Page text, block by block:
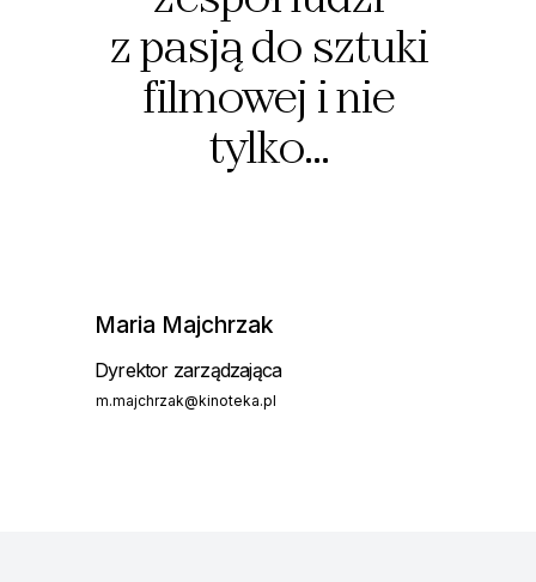
z pasją do sztuki
filmowej i nie
tylko…
Maria Majchrzak
Dyrektor zarządzająca
m.majchrzak@kinoteka.pl